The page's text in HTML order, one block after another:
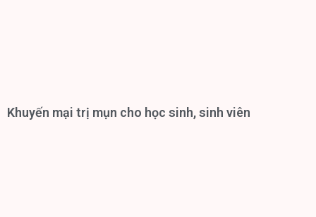
Khuyến mại trị mụn cho học sinh, sinh viên